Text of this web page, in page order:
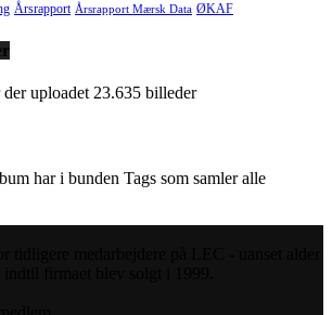
Årsrapport Årsrapport Mærsk Data ØKAF
der uploadet 23.635 billeder
har i bunden Tags som samler alle